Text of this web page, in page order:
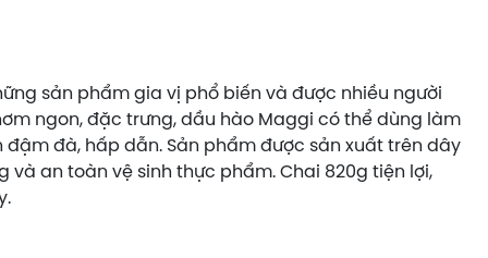
sản phẩm gia vị phổ biến và được nhiều người
ngon, đặc trưng, dầu hào Maggi có thể dùng làm
đà, hấp dẫn. Sản phẩm được sản xuất trên dây
an toàn vệ sinh thực phẩm. Chai 820g tiện lợi,